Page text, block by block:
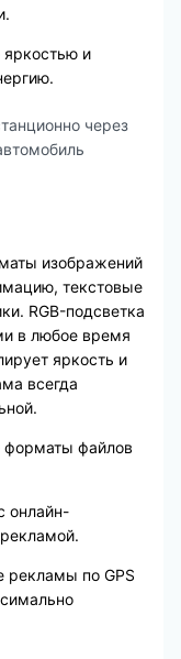
яркостью и
через
изображений
текстовые
RGB-подсветка
в любое время
яркость и
всегда
файлов
онлайн-
рекламы по GPS